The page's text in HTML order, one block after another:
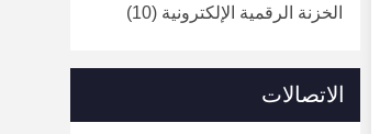
الخزنة الرقمية الإلكترونية (10)
الاتصالات